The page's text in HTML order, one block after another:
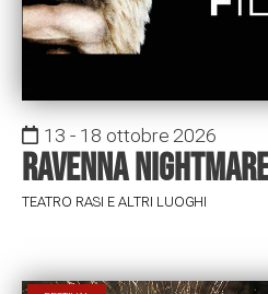
13 - 18 ottobre 2026
Ravenna
TEATRO RASI E ALTRI LUOGHI